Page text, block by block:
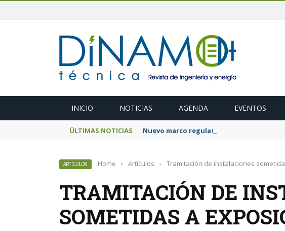
INICIO NOTICIAS AGENDA EVENTOS
ÚLTIMAS NOTICIAS Nuevo marco regulatorio para acelerar
ARTÍCULOS Home › Artículos › Tramitación de instalaciones
TRAMITACIÓN DE
SOMETIDAS A